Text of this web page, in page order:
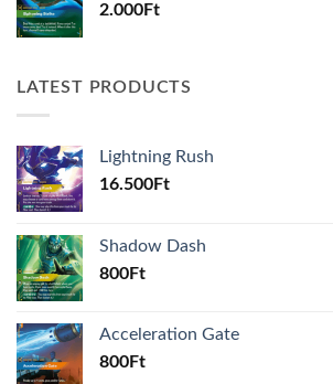
2.000Ft
LATEST PRODUCTS
Lightning Rush
16.500Ft
Shadow Dash
800Ft
Acceleration Gate
800Ft